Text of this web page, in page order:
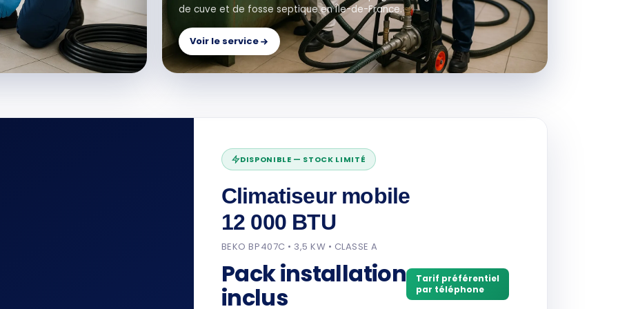
de cuve et de fosse septique en Île-de-France.
Voir le service
DISPONIBLE — STOCK LIMITÉ
Climatiseur mobile
12 000 BTU
BEKO BP407C • 3,5 KW • CLASSE A
Pack installation
inclus
Tarif préférentiel
par téléphone